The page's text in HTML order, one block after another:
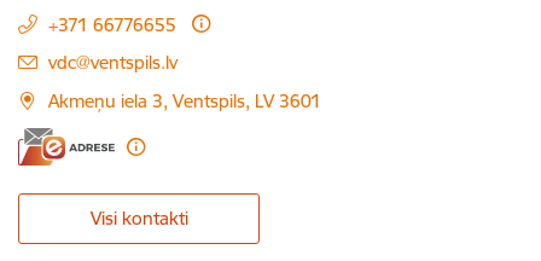
+371 66776655
E-pasts:
vdc@ventspils.lv
Akmeņu iela 3, Ventspils, LV 3601
Visi kontakti